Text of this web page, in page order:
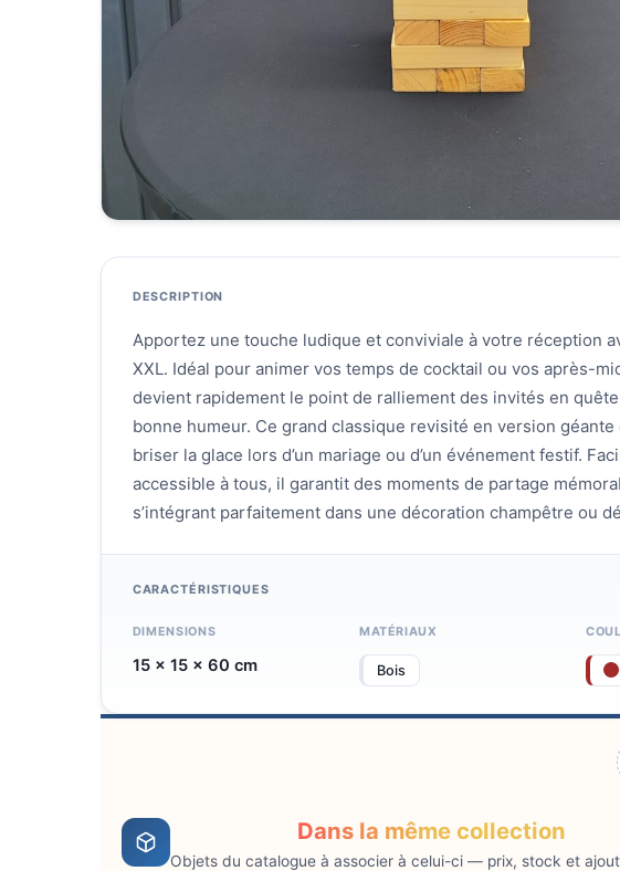
DESCRIPTION
Apportez une touche ludique et conviviale à votre réception
XXL. Idéal pour animer vos temps de cocktail ou vos après-
devient rapidement le point de ralliement des invités en
bonne humeur. Ce grand classique revisité en version
briser la glace lors d’un mariage ou d’un événement festif.
accessible à tous, il garantit des moments de partage
s’intégrant parfaitement dans une décoration champêtre ou
CARACTÉRISTIQUES
DIMENSIONS
15 × 15 × 60 cm
MATÉRIAUX
Bois
Dans la même collection
Objets du catalogue à associer à celui-ci — prix, stock et ajout